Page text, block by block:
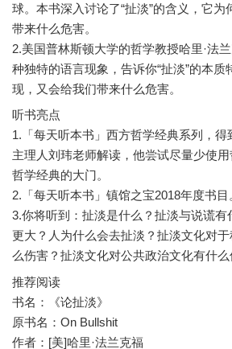
球。本书深入讨论了“扯淡”的含义，它为
带来什么危害。
2.美国普林斯顿大学的哲学教授哈里·法
种独特的语言现象，告诉你“扯淡”的本质
听书亮点
1.「每天听本书」西方哲学经典系列，
主理人刘玮老师解读，他尝试尽量少使
哲学经典的大门。
2.「每天听本书」镇馆之宝2018年度书目
3.你将听到：扯淡是什么？扯淡与说谎
更大？人为什么会去扯淡？扯淡文化对
推荐阅读
书名：《论扯淡》
原书名：On Bullshit
作者：[美]哈里·法兰克福